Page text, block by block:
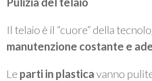
Il telaio è il “cuore” della
manutenzione costante e
Le parti in plasticavanno